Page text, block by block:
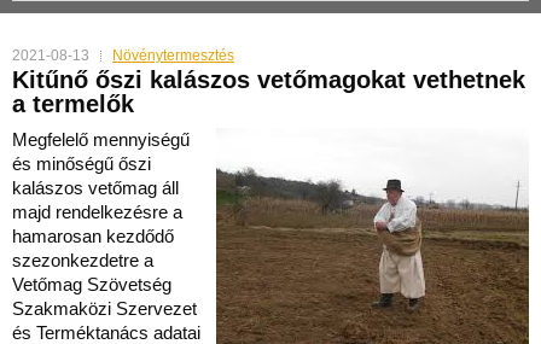
2021-08-13 Növénytermesztés
Kitűnő őszi kalászos vetőmagokat vethetnek
a termelők
Megfelelő mennyiségű
és minőségű őszi
kalászos vetőmag áll
majd rendelkezésre a
hamarosan kezdődő
szezonkezdetre a
Vetőmag Szövetség
Szakmaközi Szervezet
és Terméktanács adatai